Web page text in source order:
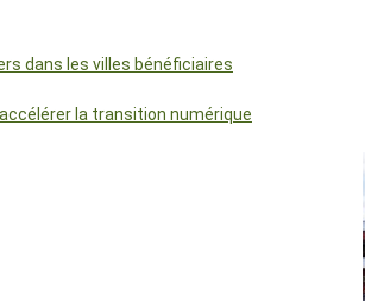
dans les villes bénéficiaires
la transition numérique